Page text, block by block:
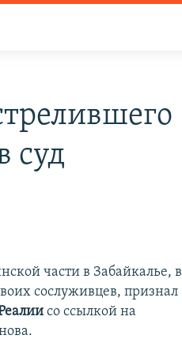
суд
части в Забайкалье, в
сослуживцев, признал
со ссылкой на